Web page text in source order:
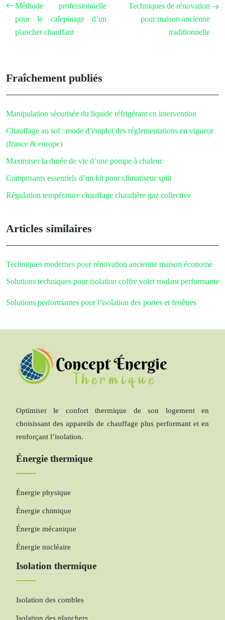
Méthode professionnelle
pour le calepinage d’un
plancher chauffant
Techniques de rénovation
pour maison ancienne
traditionnelle
Fraîchement publiés
Manipulation sécurisée du liquide réfrigérant en intervention
Chauffage au sol : mode d’emploi des réglementations en vigueur
(france & europe)
Maximiser la durée de vie d’une pompe à chaleur
Composants essentiels d’un kit pour climatiseur split
Régulation température chauffage chaudière gaz collective
Articles similaires
Techniques modernes pour rénovation ancienne maison économe
Solutions techniques pour isolation coffre volet roulant performante
Solutions performantes pour l’isolation des portes et fenêtres
Optimiser le confort thermique de son logement en
choisissant des appareils de chauffage plus performant et en
renforçant l’isolation.
Énergie thermique
Énergie physique
Énergie chimique
Énergie mécanique
Énergie nucléaire
Isolation thermique
Isolation des combles
Isolation des planchers